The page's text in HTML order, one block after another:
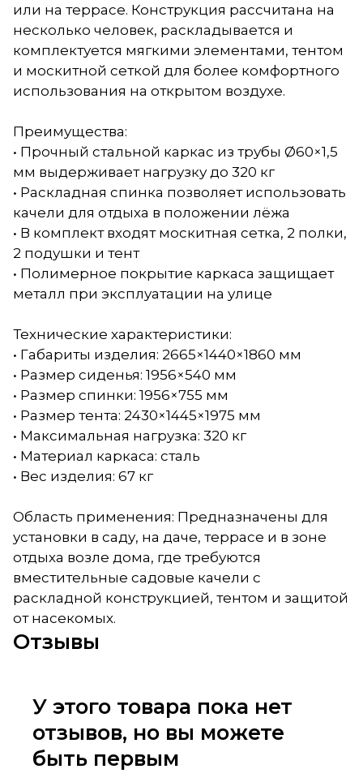
или на террасе. Конструкция рассчитана на
несколько человек, раскладывается и
комплектуется мягкими элементами, тентом
и москитной сеткой для более комфортного
использования на открытом воздухе.
Преимущества:
• Прочный стальной каркас из трубы Ø60×1,5
мм выдерживает нагрузку до 320 кг
• Раскладная спинка позволяет использовать
качели для отдыха в положении лёжа
• В комплект входят москитная сетка, 2 полки,
2 подушки и тент
• Полимерное покрытие каркаса защищает
металл при эксплуатации на улице
Технические характеристики:
• Габариты изделия: 2665×1440×1860 мм
• Размер сиденья: 1956×540 мм
• Размер спинки: 1956×755 мм
• Размер тента: 2430×1445×1975 мм
• Максимальная нагрузка: 320 кг
• Материал каркаса: сталь
• Вес изделия: 67 кг
Область применения: Предназначены для
установки в саду, на даче, террасе и в зоне
отдыха возле дома, где требуются
вместительные садовые качели с
раскладной конструкцией, тентом и защитой
от насекомых.
Отзывы
У этого товара пока нет
отзывов, но вы можете
быть первым